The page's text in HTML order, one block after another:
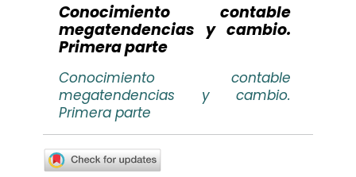
Conocimiento contable
megatendencias y cambio.
Primera parte
Conocimiento contable
megatendencias y cambio.
Primera parte